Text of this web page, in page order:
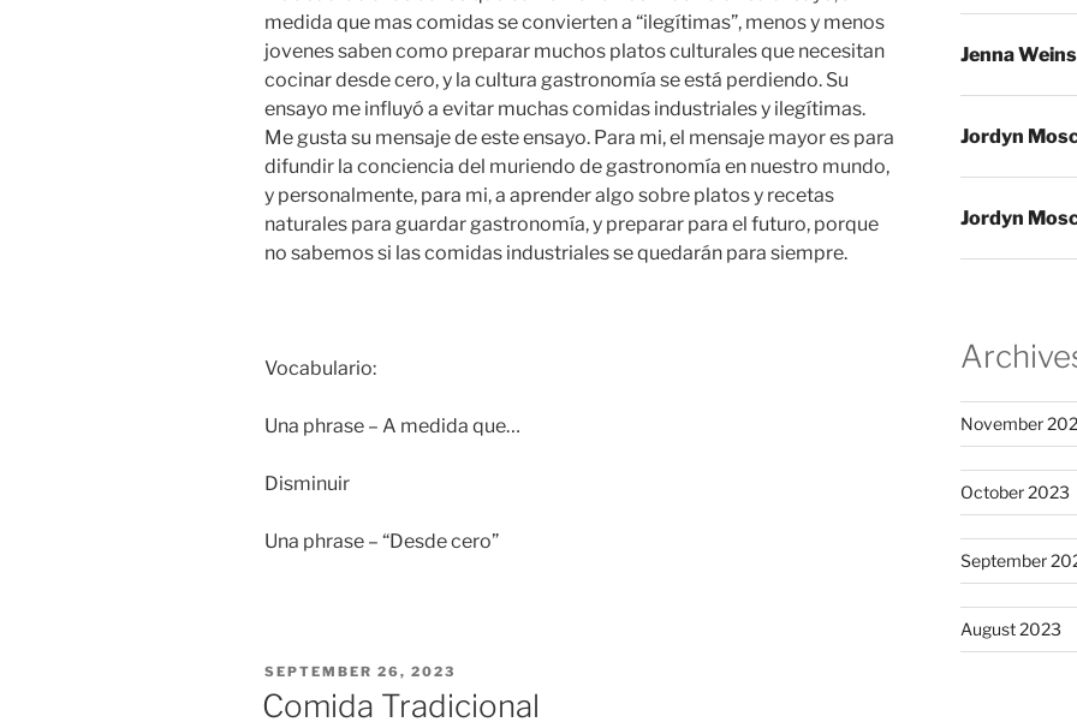
medida que mas comidas se convierten a “ilegítimas”, menos y menos
jovenes saben como preparar muchos platos culturales que necesitan
cocinar desde cero, y la cultura gastronomía se está perdiendo. Su
ensayo me influyó a evitar muchas comidas industriales y ilegítimas.
Me gusta su mensaje de este ensayo. Para mi, el mensaje mayor es para
difundir la conciencia del muriendo de gastronomía en nuestro mundo,
y personalmente, para mi, a aprender algo sobre platos y recetas
naturales para guardar gastronomía, y preparar para el futuro, porque
no sabemos si las comidas industriales se quedarán para siempre.
Vocabulario:
Una phrase – A medida que…
Disminuir
Una phrase – “Desde cero”
POSTED
SEPTEMBER 26, 2023
Comida Tradicional
Jenna
Jordyn
Jordyn
November
October 2023
September
August 2023